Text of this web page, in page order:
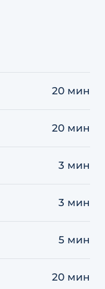
20 мин
20 мин
3 мин
3 мин
5 мин
20 мин